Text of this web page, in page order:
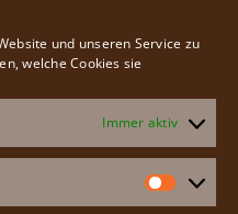
und unseren Service zu
welche Cookies sie
Immer aktiv